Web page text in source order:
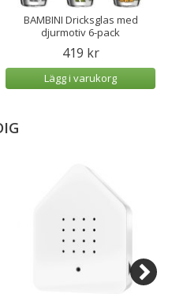
BAMBINI Dricksglas med
djurmotiv 6-pack
419 kr
Lägg i varukorg